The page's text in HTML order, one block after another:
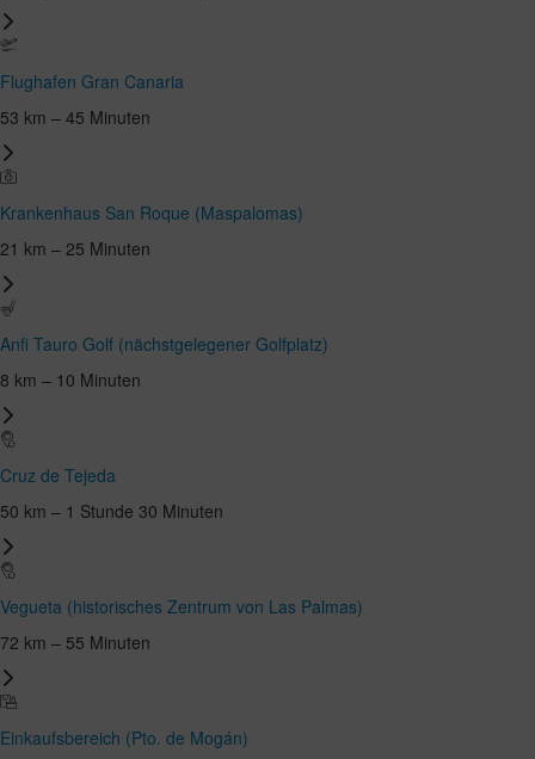
Flughafen Gran Canaria
53 km – 45 Minuten
Krankenhaus San Roque (Maspalomas)
21 km – 25 Minuten
Anfi Tauro Golf (nächstgelegener Golfplatz)
8 km – 10 Minuten
Cruz de Tejeda
50 km – 1 Stunde 30 Minuten
Vegueta (historisches Zentrum von Las Palmas)
72 km – 55 Minuten
Einkaufsbereich (Pto. de Mogán)